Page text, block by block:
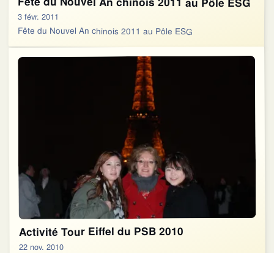
3 févr. 2011
Fête du Nouvel An chinois 2011 au Pôle ESG
Activité Tour Eiffel du PSB 2010
22 nov. 2010